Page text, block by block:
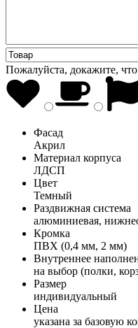
Пожалуйста, докажите,
Фасад
Акрил
Материал корпуса
ЛДСП
Цвет
Темный
Раздвижная система
алюминиевая,
Кромка
ПВХ (0,4 мм, 2 мм)
Внутреннее
на выбор (полки,
Размер
индивидуальный
Цена
указана за базовую